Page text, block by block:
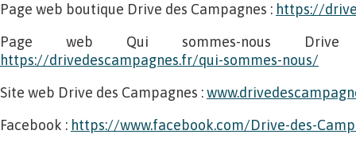
Page web boutique Drive des Campagnes : https://
Page web Qui sommes-nous
https://drivedescampagnes.fr/qui-sommes-nous/
Site web Drive des Campagnes :
Facebook : https://www.facebook.com/Drive-des-